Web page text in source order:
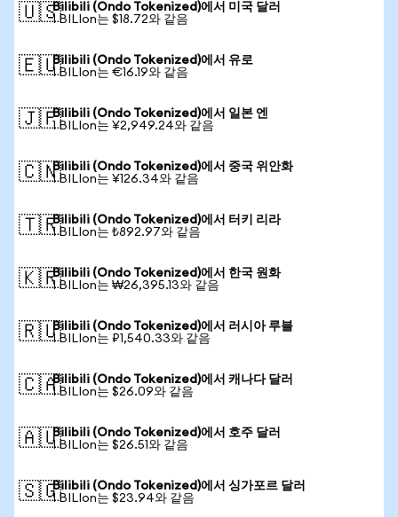
🇺🇸Bilibili (Ondo Tokenized)에서 미국 달러
1 BILIon는 $18.72와 같음
🇪🇺Bilibili (Ondo Tokenized)에서 유로
1 BILIon는 €16.19와 같음
🇯🇵Bilibili (Ondo Tokenized)에서 일본 엔
1 BILIon는 ¥2,949.24와 같음
🇨🇳Bilibili (Ondo Tokenized)에서 중국 위안화
1 BILIon는 ¥126.34와 같음
🇹🇷Bilibili (Ondo Tokenized)에서 터키 리라
1 BILIon는 ₺892.97와 같음
🇰🇷Bilibili (Ondo Tokenized)에서 한국 원화
1 BILIon는 ₩26,395.13와 같음
🇷🇺Bilibili (Ondo Tokenized)에서 러시아 루블
1 BILIon는 ₽1,540.33와 같음
🇨🇦Bilibili (Ondo Tokenized)에서 캐나다 달러
1 BILIon는 $26.09와 같음
🇦🇺Bilibili (Ondo Tokenized)에서 호주 달러
1 BILIon는 $26.51와 같음
🇸🇬Bilibili (Ondo Tokenized)에서 싱가포르 달러
1 BILIon는 $23.94와 같음